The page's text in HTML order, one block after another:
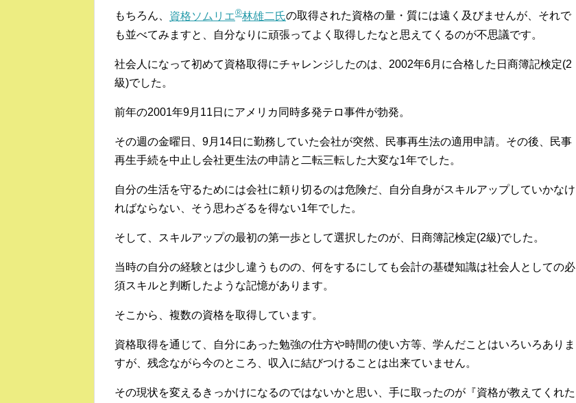
もちろん、 資格ソムリエ®林雄二氏の取得された資格の量・質には遠く及びませんが、それで
も並べてみますと、自分なりに頑張ってよく取得したなと思えてくるのが不思議です。
社会人になって初めて資格取得にチャレンジしたのは、2002年6月に合格した日商簿記検定(2
級)でした。
前年の2001年9月11日にアメリカ同時多発テロ事件が勃発。
その週の金曜日、9月14日に勤務していた会社が突然、民事再生法の適用申請。その後、民事
再生手続を中止し会社更生法の申請と二転三転した大変な1年でした。
自分の生活を守るためには会社に頼り切るのは危険だ、自分自身がスキルアップしていかなけ
ればならない、そう思わざるを得ない1年でした。
そして、スキルアップの最初の第一歩として選択したのが、日商簿記検定(2級)でした。
当時の自分の経験とは少し違うものの、何をするにしても会計の基礎知識は社会人としての必
須スキルと判断したような記憶があります。
そこから、複数の資格を取得しています。
資格取得を通じて、自分にあった勉強の仕方や時間の使い方等、学んだことはいろいろありま
すが、残念ながら今のところ、収入に結びつけることは出来ていません。
その現状を変えるきっかけになるのではないかと思い、手に取ったのが『資格が教えてくれた